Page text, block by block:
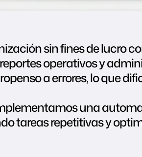
sin fines de lucro
operativos y
a errores, lo que
una
tareas repetitivas y